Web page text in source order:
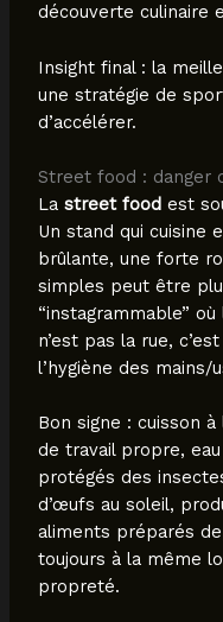
découverte culinaire
Insight final : la
une stratégie de
d’accélérer.
Street food : danger
La street foodest
Un stand qui cuisine
brûlante, une forte
simples peut être
“instagrammable”
n’est pas la rue,
l’hygiène des mains/
Bon signe : cuisson
de travail propre,
protégés des
d’œufs au soleil,
aliments préparés
toujours à la même
propreté.